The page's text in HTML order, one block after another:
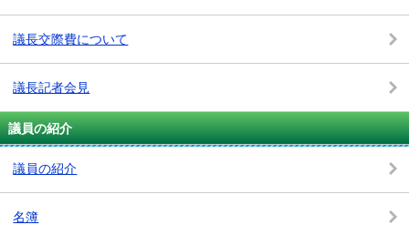
議長交際費について
議長記者会見
議員の紹介
議員の紹介
名簿